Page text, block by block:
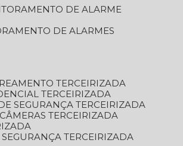
DE ALARME
DE ALARMES
TERCEIRIZADA
TERCEIRIZADA
SEGURANÇA TERCEIRIZADA
TERCEIRIZADA
TERCEIRIZADA